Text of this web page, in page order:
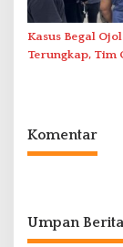
Kasus Begal
Terungkap, Tim
Komentar
Umpan Berita